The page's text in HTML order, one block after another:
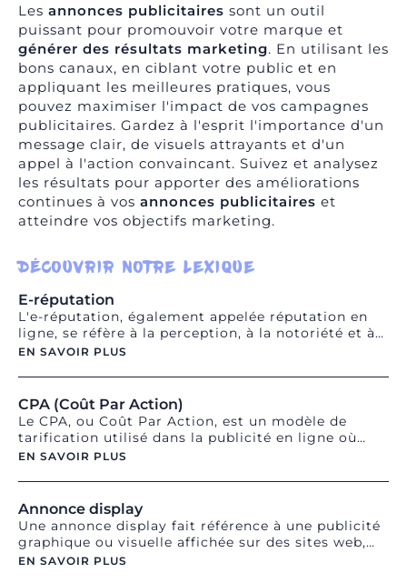
Les annonces publicitaires sont un outil
puissant pour promouvoir votre marque et
générer des résultats marketing. En utilisant les
bons canaux, en ciblant votre public et en
appliquant les meilleures pratiques, vous
pouvez maximiser l'impact de vos campagnes
publicitaires. Gardez à l'esprit l'importance d'un
message clair, de visuels attrayants et d'un
appel à l'action convaincant. Suivez et analysez
les résultats pour apporter des améliorations
continues à vos annonces publicitaires et
atteindre vos objectifs marketing.
DÉCOUVRIR NOTRE LEXIQUE
E-réputation
L'e-réputation, également appelée réputation en
ligne, se réfère à la perception, à la notoriété et à
l'image d'une personne, d'une marque ou d'une
informations, les opinions, les commentaires et les
interactions qui circulent en ligne, que ce soit sur
les réseaux sociaux, les sites web, les forums, les
blogs ou les plateformes de notation. L'e-
réputation est devenue un enjeu majeur pour les
individus et les entreprises, car elle peut avoir un
impact significatif sur la confiance des
La gestion de l'e-réputation implique la
surveillance, la veille et la gestion proactive des
informations et des interactions en ligne afin de
préserver une image positive et de répondre
EN SAVOIR PLUS
CPA (Coût Par Action)
Le CPA, ou Coût Par Action, est un modèle de
tarification utilisé dans la publicité en ligne où
l'annonceur paie uniquement lorsqu'une action
qu'un achat, une inscription ou un téléchargement.
Le coût est basé sur le nombre d'actions réalisées.
Le CPA est souvent utilisé pour évaluer les
performances des campagnes publicitaires en
termes de conversions ou d'objectifs spécifiques. Il
permet aux annonceurs de mesurer plus
EN SAVOIR PLUS
Annonce display
Une annonce display fait référence à une publicité
graphique ou visuelle affichée sur des sites web,
des applications mobiles ou d'autres plateformes
EN SAVOIR PLUS